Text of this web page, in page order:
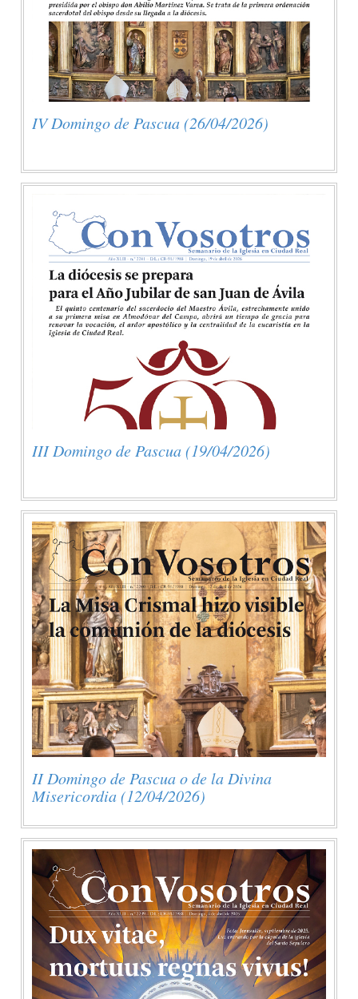
IV Domingo de Pascua (26/04/2026)
III Domingo de Pascua (19/04/2026)
II Domingo de Pascua o de la Divina
Misericordia (12/04/2026)